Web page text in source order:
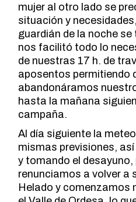
mujer al otro lado se
situación y
guardián de la noche
nos facilitó todo lo
de nuestras 17 h. de
aposentos permitiendo
abandonáramos
hasta la mañana
campaña.
Al día siguiente la
mismas previsiones,
y tomando el
renunciamos a volver a
Helado y comenzamos